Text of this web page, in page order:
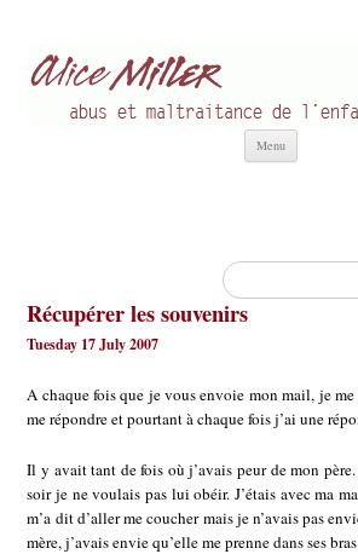
Menu
Rechercher :
Récupérer les souvenirs
Tuesday 17 July 2007
A chaque fois que je vous envoie mon mail, je me
me répondre et pourtant à chaque fois j’ai une
Il y avait tant de fois où j’avais peur de mon
soir je ne voulais pas lui obéir. J’étais avec ma
m’a dit d’aller me coucher mais je n’avais pas
mère, j’avais envie qu’elle me prenne dans ses